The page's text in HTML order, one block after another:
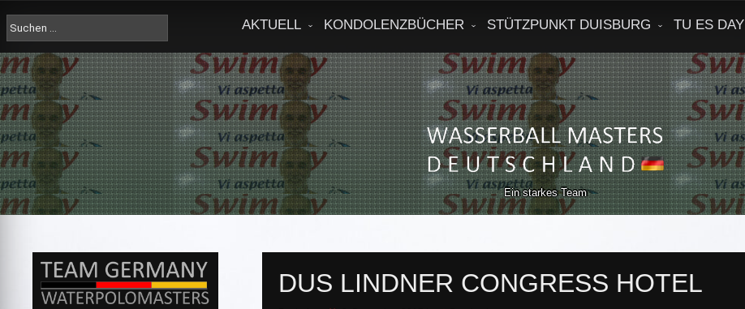
content
Suche
nach:
AKTUELL KONDOLENZBÜCHER STÜTZPUNKT DUISBURG TU ES DAY
Ein starkes Team
DUS LINDNER CONGRESS HOTEL